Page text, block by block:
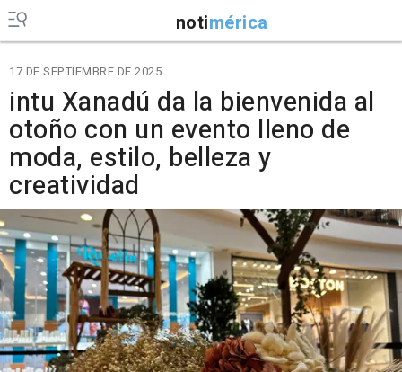
notimérica
17 DE SEPTIEMBRE DE 2025
intu Xanadú da la bienvenida al
otoño con un evento lleno de
moda, estilo, belleza y
creatividad